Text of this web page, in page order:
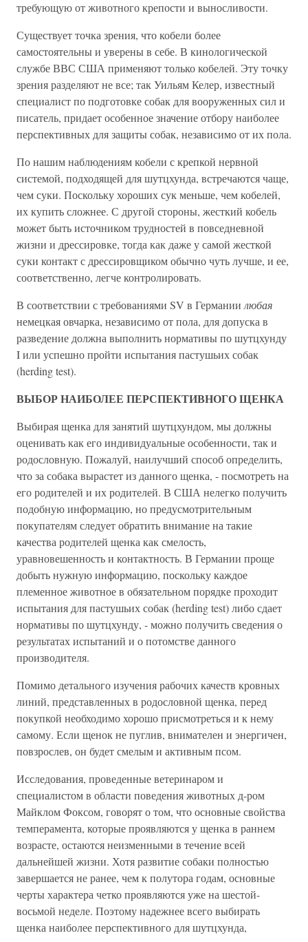
требующую от животного крепости и выносливости.
Существует точка зрения, что кобели более
самостоятельны и уверены в себе. В кинологической
службе ВВС США применяют только кобелей. Эту точку
зрения разделяют не все; так Уильям Келер, известный
специалист по подготовке собак для вооруженных сил и
писатель, придает особенное значение отбору наиболее
перспективных для защиты собак, независимо от их пола.
По нашим наблюдениям кобели с крепкой нервной
системой, подходящей для шутцхунда, встречаются чаще,
чем суки. Поскольку хороших сук меньше, чем кобелей,
их купить сложнее. С другой стороны, жесткий кобель
может быть источником трудностей в повседневной
жизни и дрессировке, тогда как даже у самой жесткой
суки контакт с дрессировщиком обычно чуть лучше, и ее,
соответственно, легче контролировать.
В соответствии с требованиями SV в Германии любая
немецкая овчарка, независимо от пола, для допуска в
разведение должна выполнить нормативы по шутцхунду
I или успешно пройти испытания пастушьих собак
(herding test).
ВЫБОР НАИБОЛЕЕ ПЕРСПЕКТИВНОГО ЩЕНКА
Выбирая щенка для занятий шутцхундом, мы должны
оценивать как его индивидуальные особенности, так и
родословную. Пожалуй, наилучший способ определить,
что за собака вырастет из данного щенка, - посмотреть на
его родителей и их родителей. В США нелегко получить
подобную информацию, но предусмотрительным
покупателям следует обратить внимание на такие
качества родителей щенка как смелость,
уравновешенность и контактность. В Германии проще
добыть нужную информацию, поскольку каждое
племенное животное в обязательном порядке проходит
испытания для пастушьих собак (herding test) либо сдает
нормативы по шутцхунду, - можно получить сведения о
результатах испытаний и о потомстве данного
производителя.
Помимо детального изучения рабочих качеств кровных
линий, представленных в родословной щенка, перед
покупкой необходимо хорошо присмотреться и к нему
самому. Если щенок не пуглив, внимателен и энергичен,
повзрослев, он будет смелым и активным псом.
Исследования, проведенные ветеринаром и
специалистом в области поведения животных д-ром
Майклом Фоксом, говорят о том, что основные свойства
темперамента, которые проявляются у щенка в раннем
возрасте, остаются неизменными в течение всей
дальнейшей жизни. Хотя развитие собаки полностью
завершается не ранее, чем к полутора годам, основные
черты характера четко проявляются уже на шестой-
восьмой неделе. Поэтому надежнее всего выбирать
щенка наиболее перспективного для шутцхунда,